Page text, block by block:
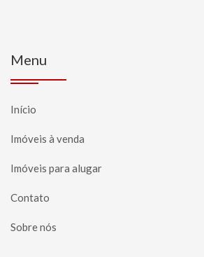
Menu
Início
Imóveis à venda
Imóveis para alugar
Contato
Sobre nós